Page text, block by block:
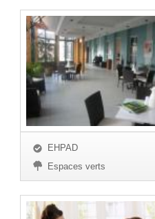
EHPAD
Espaces verts